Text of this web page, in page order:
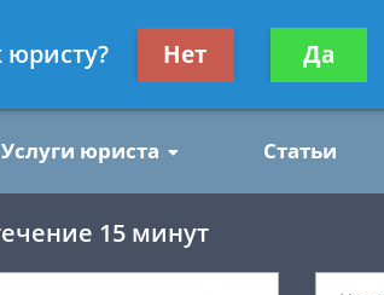
Получите консультацию
бесплатно
Услуги юриста Статьи
15 минут
юристу? Нет Да